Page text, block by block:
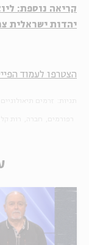
קריאה נוספת:
יהדות ישראלית
הצטרפו לעמוד